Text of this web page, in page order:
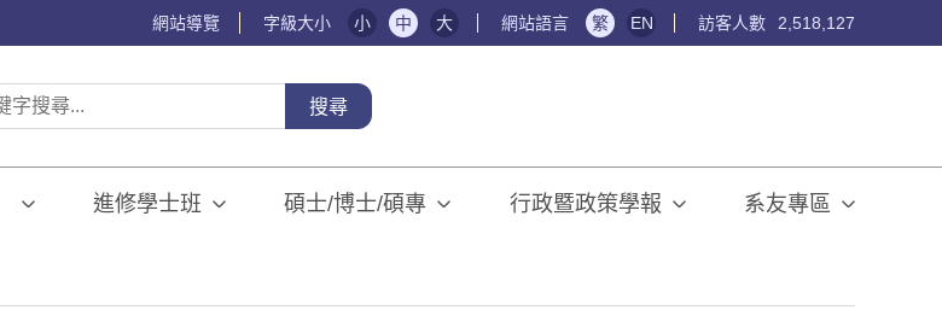
網站導覽 字級大小 小 中 大 網站語言 繁 EN 訪客人數 2,518,127
搜尋
進修學士班 碩士/博士/碩專 行政暨政策學報 系友專區